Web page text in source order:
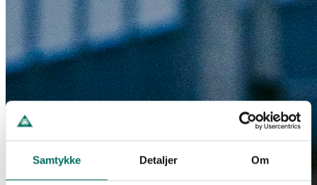
Samtykke Detaljer Om